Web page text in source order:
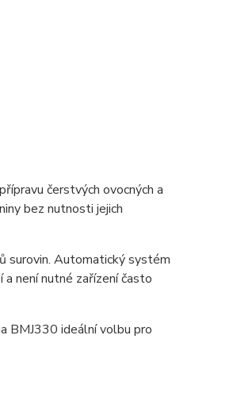
čerstvých ovocných a
bez nutnosti jejich
surovin. Automatický systém
není nutné zařízení často
BMJ330 ideální volbu pro